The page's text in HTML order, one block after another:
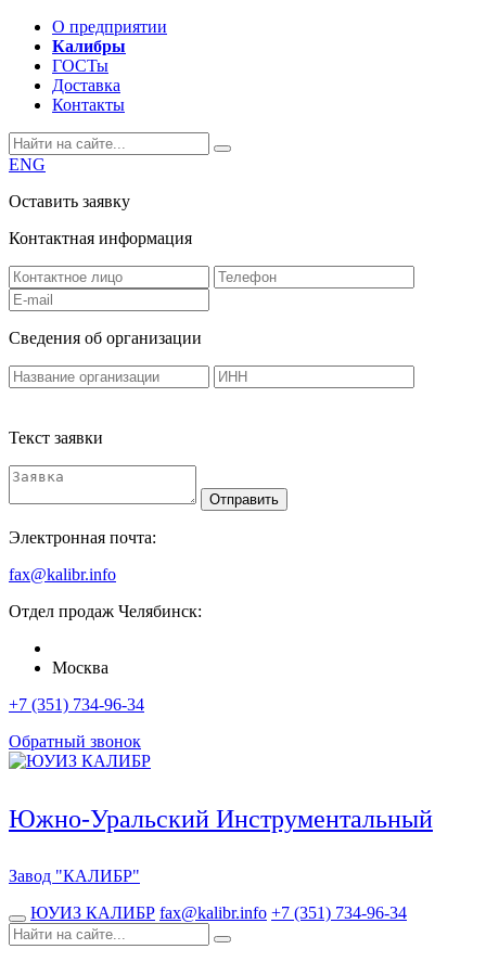
О предприятии
Калибры
ГОСТы
Доставка
Контакты
ENG
Оставить заявку
Контактная информация
Сведения об организации
Текст заявки
Отправить
Электронная почта:
fax@kalibr.info
Отдел продаж Челябинск:
Москва
+7 (351) 734-96-34
Обратный звонок
Южно-Уральский Инструментальный
Завод "КАЛИБР"
ЮУИЗ КАЛИБР fax@kalibr.info +7 (351) 734-96-34